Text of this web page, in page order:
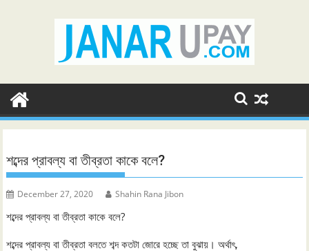
শব্দের প্রাবল্য বা তীব্রতা কাকে বলে?
December 27, 2020 Shahin Rana Jibon
শব্দের প্রাবল্য বা তীব্রতা কাকে বলে?
শব্দের প্রাবল্য বা তীব্রতা বলতে শব্দ কতটা জোরে হচ্ছে তা বুঝায়। অর্থাৎ,